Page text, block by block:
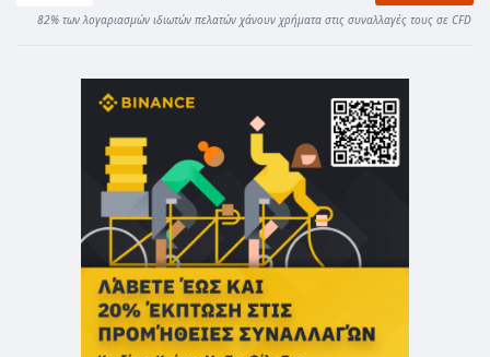
82% των λογαριασμών ιδιωτών πελατών χάνουν χρήματα στις συναλλαγές τους σε CFD